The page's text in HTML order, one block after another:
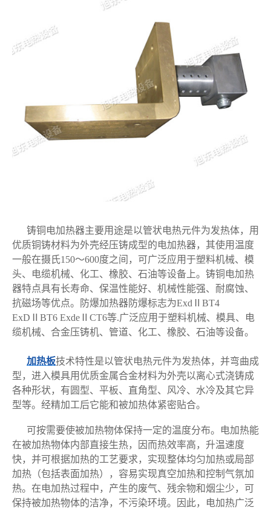
铸铜电加热器主要用途是以管状电热元件为发热体，用
优质铜铸材料为外壳经压铸成型的电加热器，其使用温度
一般在摄氏150～600度之间，可广泛应用于塑料机械、模
头、电缆机械、化工、橡胶、石油等设备上。铸铜电加热
器特点具有长寿命、保温性能好、机械性能强、耐腐蚀、
抗磁场等优点。防爆加热器防爆标志为ExdⅡBT4
ExDⅡBT6 ExdeⅡCT6等.广泛应用于塑料机械、模具、电
缆机械、合金压铸机、管道、化工、橡胶、石油等设备。
加热板技术特性是以管状电热元件为发热体，并弯曲成
型，进入模具用优质金属合金材料为外壳以离心式浇铸成
各种形状，有圆型、平板、直角型、风冷、水冷及其它异
型等。经精加工后它能和被加热体紧密贴合。
可按需要使被加热物体保持一定的温度分布。电加热能
在被加热物体内部直接生热，因而热效率高，升温速度
快，并可根据加热的工艺要求，实现整体均匀加热或局部
加热（包括表面加热），容易实现真空加热和控制气氛加
热。在电加热过程中，产生的废气、残余物和烟尘少，可
保持被加热物体的洁净，不污染环境。因此，电加热广泛